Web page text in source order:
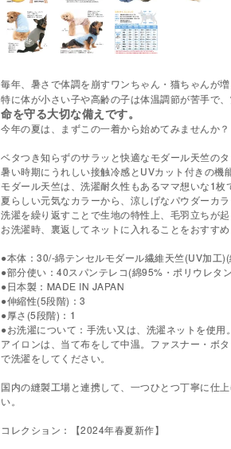
毎年、暑さで体調を崩すワンちゃん・猫ちゃんが増
特に体が小さい子や高齢の子は体温調節が苦手で、
命を守る大切な備えです。
今年の夏は、まずこの一着から始めてみませんか？
ベタつき知らずのサラッと快適なモダール天竺のタ
暑い時期にうれしい接触冷感とUVカット付きの機
モダール天竺は、洗濯耐久性もあるママ想いな1枚
夏らしい元気なカラーから、涼しげなパウダーカ
洗濯を繰り返すことで生地の特性上、毛羽立ちが
お洗濯時、裏返してネットに入れることをおすすめ
●本体：30/-綿テンセルモダール繊維天竺(UV加工
●部分使い：40スパンテレコ(綿95%・ポリウレタ
●日本製：MADE IN JAPAN
●伸縮性(5段階)：3
●厚さ(5段階)：1
●お洗濯について：手洗い又は、洗濯ネットを使用。
アイロンは、当て布をして中温。ファスナー・ボ
で洗濯をしてください。
国内の縫製工場と連携して、一つひとつ丁寧に仕
い。
コレクション：【2024年春夏新作】